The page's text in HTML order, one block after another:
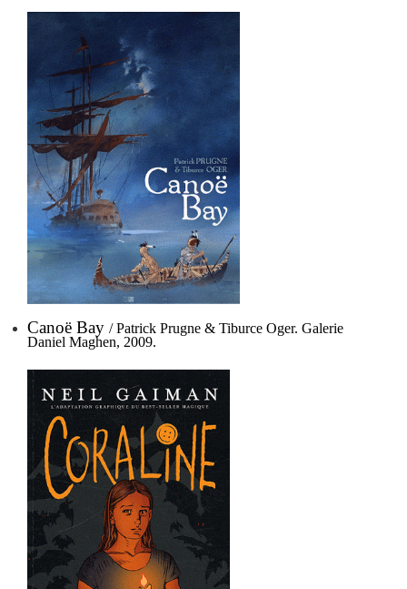
Canoë Bay / Patrick Prugne & Tiburce Oger. Galerie
Daniel Maghen, 2009.